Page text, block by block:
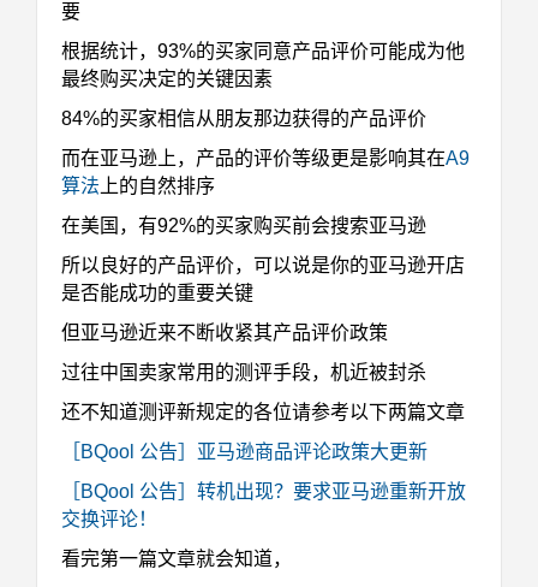
要
根据统计，93%的买家同意产品评价可能成为他
最终购买决定的关键因素
84%的买家相信从朋友那边获得的产品评价
而在亚马逊上，产品的评价等级更是影响其在A9
算法 上的自然排序
在美国，有92%的买家购买前会搜索亚马逊
所以良好的产品评价，可以说是你的亚马逊开店
是否能成功的重要关键
但亚马逊近来不断收紧其产品评价政策
过往中国卖家常用的测评手段，机近被封杀
还不知道测评新规定的各位请参考以下两篇文章
［BQool 公告］亚马逊商品评论政策大更新
［BQool 公告］转机出现？要求亚马逊重新开放
交换评论！
看完第一篇文章就会知道，